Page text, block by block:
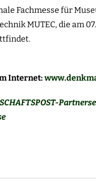
Fachmesse für
MUTEC, die am
Internet: